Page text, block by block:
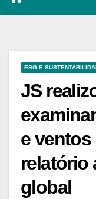
ESG E
JS
e
relatório
global